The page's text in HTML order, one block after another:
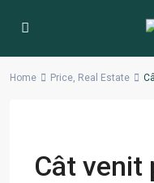
Home Price, Real Estate
Cât venit